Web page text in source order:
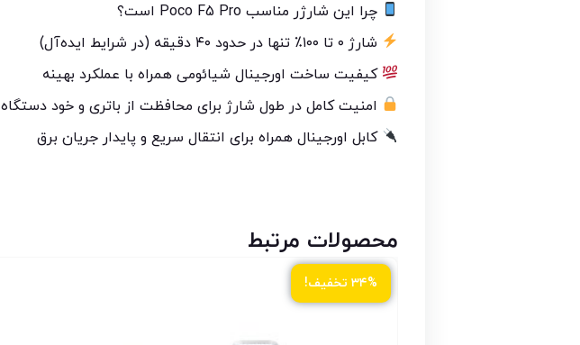
چرا این شارژر مناسب Poco F5 Pro است؟
شارژ ۰ تا ۱۰۰٪ تنها در حدود ۴۰ دقیقه (در شرایط ایده‌آل)
کیفیت ساخت اورجینال شیائومی همراه با عملکرد بهینه
امنیت کامل در طول شارژ برای محافظت از باتری و خود دستگاه
کابل اورجینال همراه برای انتقال سریع و پایدار جریان برق
محصولات مرتبط
۳۴% تخفیف!